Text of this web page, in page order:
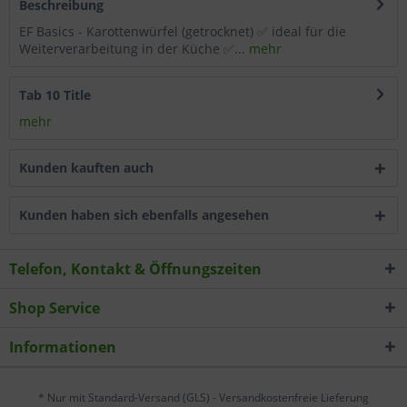
Wählen Sie nach Ihren individuellen Bedürfnissen
Cookies & Services aus:
Technisch erforderlich
Beschreibung
EF Basics - Karottenwürfel (getrocknet) ✅ ideal für die
Weiterverarbeitung in der Küche ✅... mehr
Tab 10 Title
mehr
Kunden kauften auch
Kunden haben sich ebenfalls angesehen
Telefon, Kontakt & Öffnungszeiten
Shop Service
Informationen
* Nur mit Standard-Versand (GLS) - Versandkostenfreie Lieferung